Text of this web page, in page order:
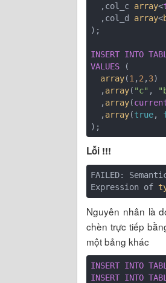
  ,col_c
array<
  ,col_d
array<
);
INSERT INTO
VALUES (
array(1 , 2 , 3)
  ,
array( "c" ,
  ,
array(
  ,
array(true,
Lỗi !!!
FAILED:
Expression of
Nguyên nhân là
chèn trực tiếp
một bảng khác
INSERT INTO
INSERT INTO